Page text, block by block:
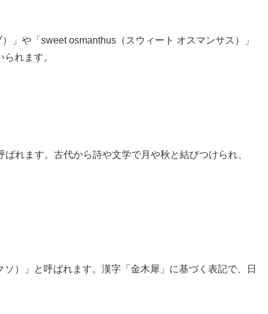
」や「sweet osmanthus（スウィート オスマンサス）」
れます。
れます。古代から詩や文学で月や秋と結びつけられ、
）」と呼ばれます。漢字「金木犀」に基づく表記で、日